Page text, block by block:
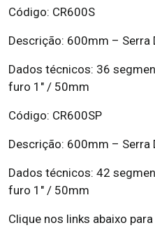
Código: CR600S
Descrição: 600mm – Serra
Dados técnicos: 36
furo 1″ / 50mm
Código: CR600SP
Descrição: 600mm – Serra
Dados técnicos: 42
furo 1″ / 50mm
Clique nos links abaixo